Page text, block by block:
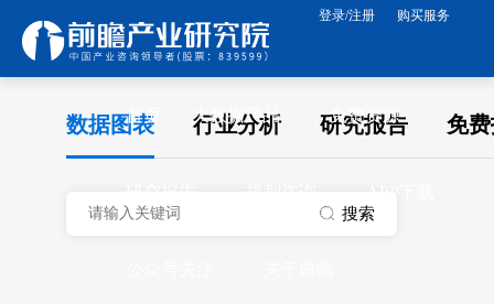
首页 大数据产品 免费资源
登录/注册 购买服务
数据图表 行业分析 研究报告 免
搜索